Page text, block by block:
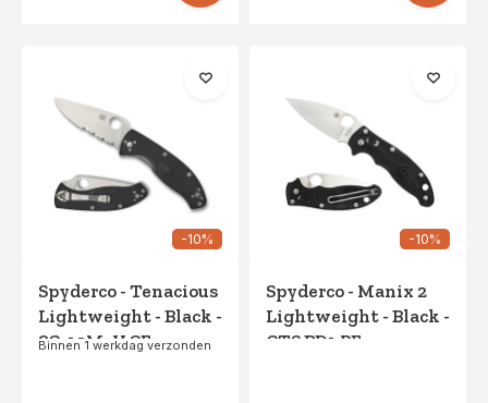
-10%
Spyderco - Tenacious
Lightweight - Black -
8Cr13MoV CE
Binnen 1 werkdag verzonden
-10%
Spyderco - Manix 2
Lightweight - Black -
CTS BD1 PE